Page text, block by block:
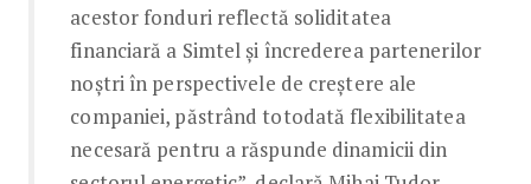
acestor fonduri reflectă soliditatea
financiară a Simtel și încrederea partenerilor
noștri în perspectivele de creștere ale
companiei, păstrând totodată flexibilitatea
necesară pentru a răspunde dinamicii din